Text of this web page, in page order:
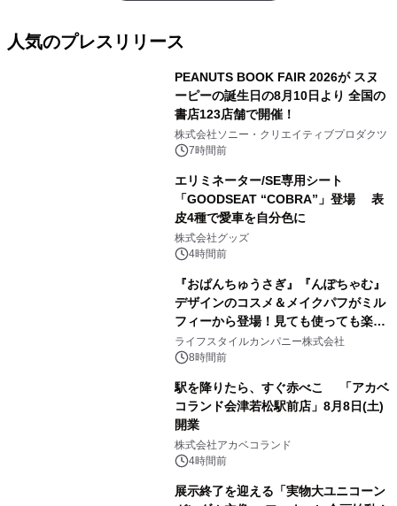
人気のプレスリリース
PEANUTS BOOK FAIR 2026が スヌ
ーピーの誕生日の8月10日より 全国の
書店123店舗で開催！
株式会社ソニー・クリエイティブプロダクツ
7時間前
エリミネーター/SE専用シート
「GOODSEAT “COBRA”」登場 表
皮4種で愛車を自分色に
株式会社グッズ
4時間前
『おぱんちゅうさぎ』『んぽちゃむ』
デザインのコスメ＆メイクパフがミル
フィーから登場！見ても使っても楽し
い、ポップでキュートなコレクショ
ン。
ライフスタイルカンパニー株式会社
8時間前
駅を降りたら、すぐ赤べこ 「アカベ
コランド会津若松駅前店」8月8日(土)
開業
株式会社アカベコランド
4時間前
展示終了を迎える「実物大ユニコーン